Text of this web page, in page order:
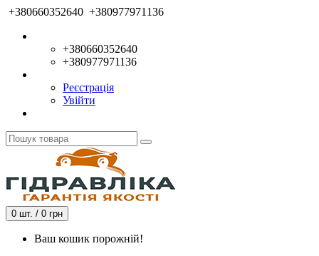
+380660352640 +380977971136
+380660352640
+380977971136
Реєстрація
Увійти
0 шт. / 0 грн
Ваш кошик порожній!